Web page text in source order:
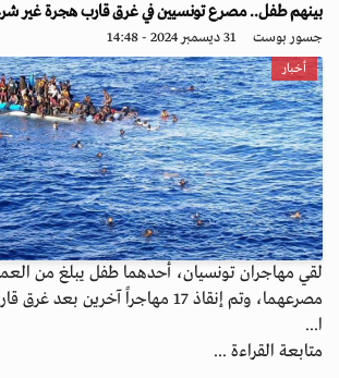
بينهم طفل.. مصرع تونسيين في غرق قارب هجرة غير
جسور بوست 31 ديسمبر 2024 - 14:48
أخبار
مصرعهما، وتم إنقاذ 17 مهاجراً آخرين
ا...
متابعة القراءة ...